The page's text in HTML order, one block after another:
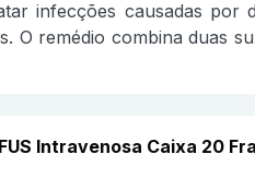
infecções causadas por
O remédio combina duas
Intravenosa Caixa 20